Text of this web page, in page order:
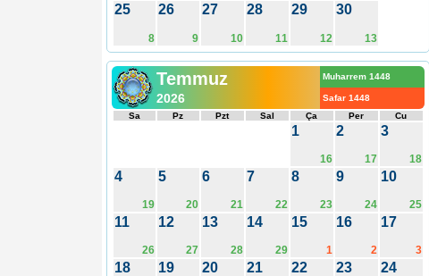
25
8
26
9
27
10
28
11
29
12
30
13
Temmuz
2026
Muharrem 1448
Safar 1448
Sa
Pz Pzt Sal Ça Per Cu
1
16
2
17
3
18
4
19
5
20
6
21
7
22
8
23
9
24
10
25
11
26
12
27
13
28
14
29
15
1
16
2
17
3
18 19 20 21 22 23 24